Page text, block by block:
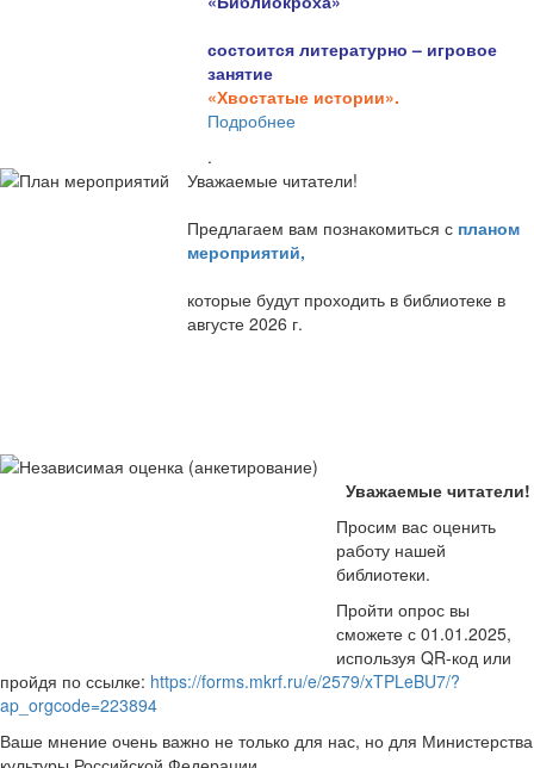
состоится литературно – игровое
занятие
«Хвостатые истории».
Подробнее
.
Уважаемые читатели!
Предлагаем вам познакомиться с планом
мероприятий,
которые будут проходить в библиотеке в
августе 2026 г.
Уважаемые читатели!
Просим вас оценить
работу нашей
библиотеки.
Пройти опрос вы
сможете с 01.01.2025,
используя QR-код или
пройдя по ссылке: https://forms.mkrf.ru/e/2579/xTPLeBU7/?
ap_orgcode=223894
Ваше мнение очень важно не только для нас, но для Министерства